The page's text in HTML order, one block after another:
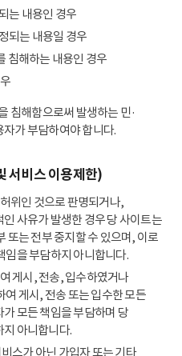
는 내용인 경우
되는 내용일 경우
침해하는 내용인 경우
침해함으로써 발생하는 민·
가 부담하여야 합니다.
서비스 이용제한)
위인 것으로 판명되거나,
사유가 발생한 경우 당 사이트는
또는 전부 중지할 수 있으며, 이로
임을 부담하지 아니합니다.
게시, 전송, 입수하였거나
게시, 전송 또는 입수한 모든
모든 책임을 부담하며 당
아니합니다.
스가 아닌 가입자 또는 기타